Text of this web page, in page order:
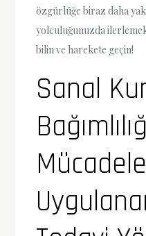
özgürlüğe biraz daha
yolculuğunuzda
bilin ve harekete geçin!
Sanal